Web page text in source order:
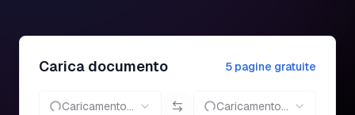
Carica documento 5 pagine gratuite
Caricamento... Caricamento...